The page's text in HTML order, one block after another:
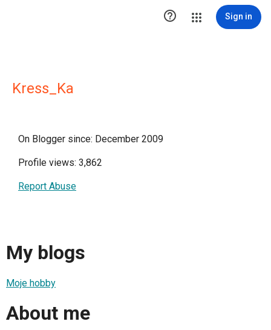
 Sign in
Kress_Ka
On Blogger since: December 2009
Profile views: 3,862
Report Abuse
My blogs
Moje hobby
About me